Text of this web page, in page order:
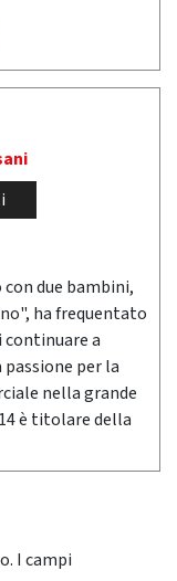
con due bambini,
ha frequentato
continuare a
per la
nella grande
è titolare della
I campi